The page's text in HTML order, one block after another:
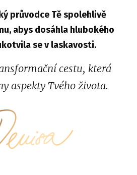
průvodce Tě spolehlivě
abys dosáhla hlubokého
se v laskavosti.
cestu, která
aspekty Tvého života.